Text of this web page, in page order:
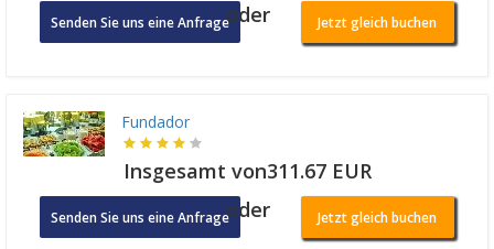
Senden Sie uns eine Anfrageoder Jetzt gleich buchen
Fundador
Insgesamt von311.67 EUR
Senden Sie uns eine Anfrageoder Jetzt gleich buchen